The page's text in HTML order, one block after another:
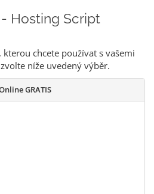
Hosting Script
chcete používat s vašemi
níže uvedený výběr.
GRATIS